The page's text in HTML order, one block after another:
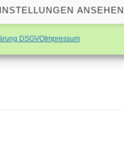
ANSEHEN
DSGVOImpressum